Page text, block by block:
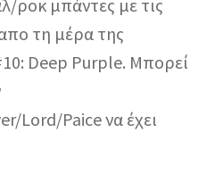
ροκ μπάντες με τις
τη μέρα της
Deep Purple. Μπορεί
Lord/Paice να έχει